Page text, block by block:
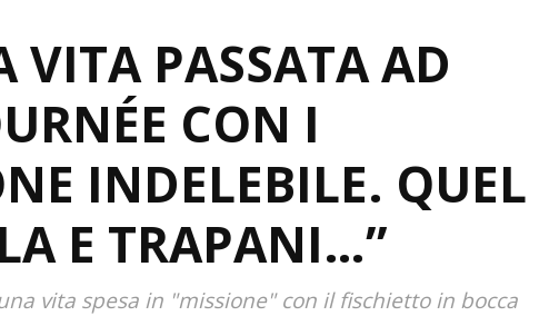
VITA PASSATA AD
CON I
INDELEBILE. QUEL
E TRAPANI…”
vita spesa in "missione" con il fischietto in bocca